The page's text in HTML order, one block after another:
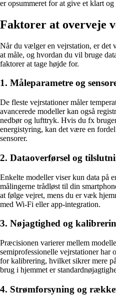
er opsummeret for at give et klart
Faktorer at overveje
Når du vælger en vejrstation, er det
at måle, og hvordan du vil bruge
faktorer at tage højde for.
1. Måleparametre og
De fleste vejrstationer måler
avancerede modeller kan også
nedbør og lufttryk. Hvis du fx
energistyring, kan det være en
sensorer.
2. Dataoverførsel og
Enkelte modeller viser kun data på
målingerne trådløst til din
at følge vejret, mens du er væk
med Wi-Fi eller app-integration.
3. Nøjagtighed og
Præcisionen varierer mellem
semiprofessionelle vejrstationer har
for kalibrering, hvilket sikrer mere
brug i hjemmet er
4. Strømforsyning og